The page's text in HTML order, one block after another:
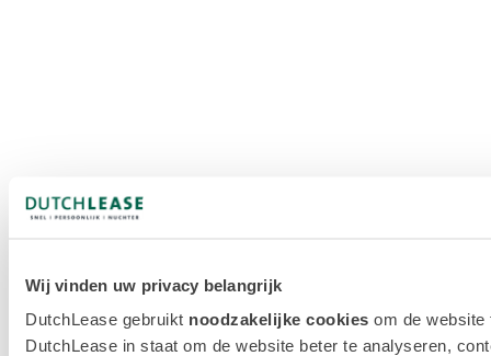
Wij vinden uw privacy belangrijk
DutchLease gebruikt noodzakelijke cookies om de
DutchLease in staat om de website beter te analyseren,